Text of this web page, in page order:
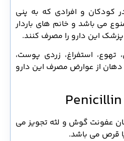
و افرادی که به پنی
باشد و خانم های باردار
این دارو را مصرف کنند.
استفراغ، زردی پوست،
از عوارض مصرف این دارو
عفونت گوش و لثه تجویز می
می باشد.